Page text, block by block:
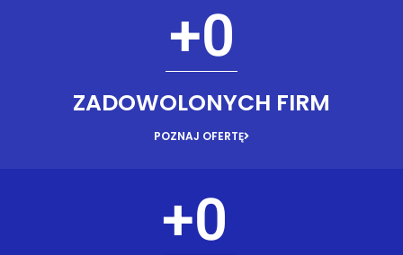
+0
ZADOWOLONYCH FIRM
POZNAJ OFERTĘ
+0